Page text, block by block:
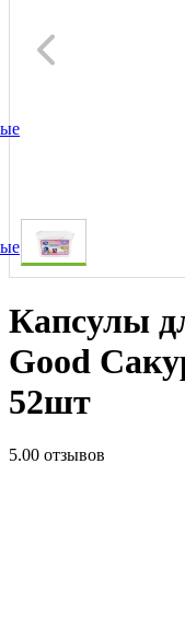
Капсулы
Good
52шт
5.00 отзывов